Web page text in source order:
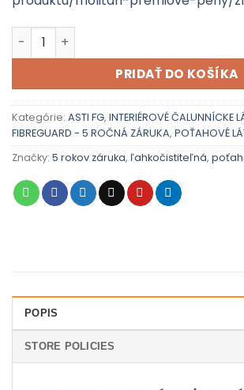
množstvo ASTI FG 04 Emerald
PRIDAŤ DO KOŠÍKA
Kategórie: ASTI FG, INTERIÉROVÉ ČALUNNÍCKE
FIBREGUARD - 5 ROČNÁ ZÁRUKA, POŤAHOVÉ
Značky: 5 rokov záruka, ľahkočistiteľná,
POPIS
STORE POLICIES